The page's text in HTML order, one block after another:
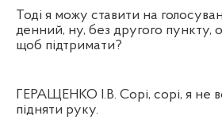
Тоді я можу ставити на
денний, ну, без другого пункту,
щоб підтримати?
ГЕРАЩЕНКО І.В. Сорі, сорі, я не
підняти руку.